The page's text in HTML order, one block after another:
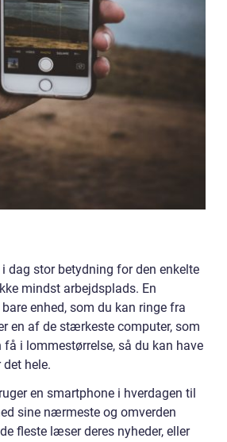
dag stor betydning for den enkelte
mindst arbejdsplads. En
enhed, som du kan ringe fra
en af de stærkeste computer, som
få i lommestørrelse, så du kan have
hele.
en smartphone i hverdagen til
sine nærmeste og omverden
fleste læser deres nyheder, eller